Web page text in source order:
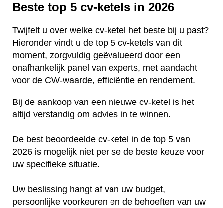
Beste top 5 cv-ketels in 2026
Twijfelt u over welke cv-ketel het beste bij u past?
Hieronder vindt u de top 5 cv-ketels van dit
moment, zorgvuldig geëvalueerd door een
onafhankelijk panel van experts, met aandacht
voor de CW-waarde, efficiëntie en rendement.
Bij de aankoop van een nieuwe cv-ketel is het
altijd verstandig om advies in te winnen.
De best beoordeelde cv-ketel in de top 5 van
2026 is mogelijk niet per se de beste keuze voor
uw specifieke situatie.
Uw beslissing hangt af van uw budget,
persoonlijke voorkeuren en de behoeften van uw